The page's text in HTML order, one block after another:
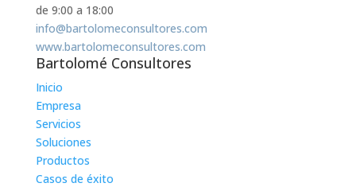
de 9:00 a 18:00
info@bartolomeconsultores.com
www.bartolomeconsultores.com
Bartolomé Consultores
Inicio
Empresa
Servicios
Soluciones
Productos
Casos de éxito